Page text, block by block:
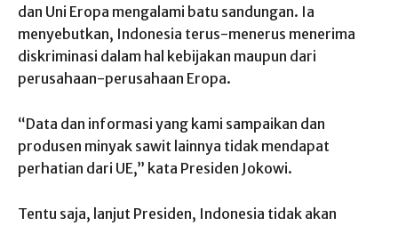
dan Uni Eropa mengalami batu sandungan. Ia
menyebutkan, Indonesia terus-menerus menerima
diskriminasi dalam hal kebijakan maupun dari
perusahaan-perusahaan Eropa.
“Data dan informasi yang kami sampaikan dan
produsen minyak sawit lainnya tidak mendapat
perhatian dari UE,” kata Presiden Jokowi.
Tentu saja, lanjut Presiden, Indonesia tidak akan